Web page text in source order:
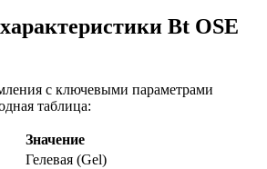
Bt OSE
с ключевыми параметрами
таблица:
Значение
Гелевая (Gel)